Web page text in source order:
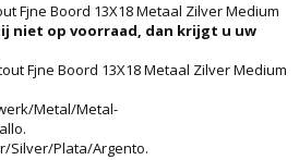
Fjne Boord 13X18 Metaal Zilver Medium
niet op voorraad, dan krijgt u uw
Fjne Boord 13X18 Metaal Zilver Medium
Metal/Metal-
Silver/Plata/Argento.